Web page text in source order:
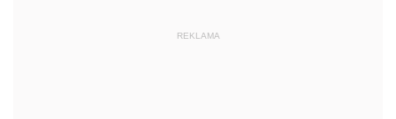
REKLAMA